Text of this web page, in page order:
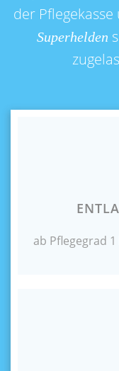
der
Superhelden
ab Pflegegrad